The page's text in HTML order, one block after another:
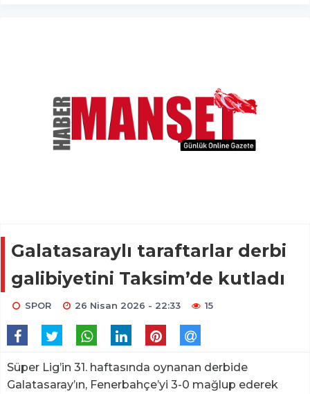
Galatasaraylı taraftarlar derbi
galibiyetini Taksim’de kutladı
SPOR 26 Nisan 2026 - 22:33 15
Süper Lig’in 31. haftasında oynanan derbide
Galatasaray’ın, Fenerbahçe’yi 3-0 mağlup ederek